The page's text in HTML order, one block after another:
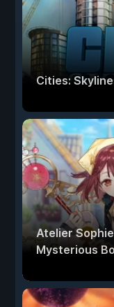
Cities:
Atelier
Mysterious